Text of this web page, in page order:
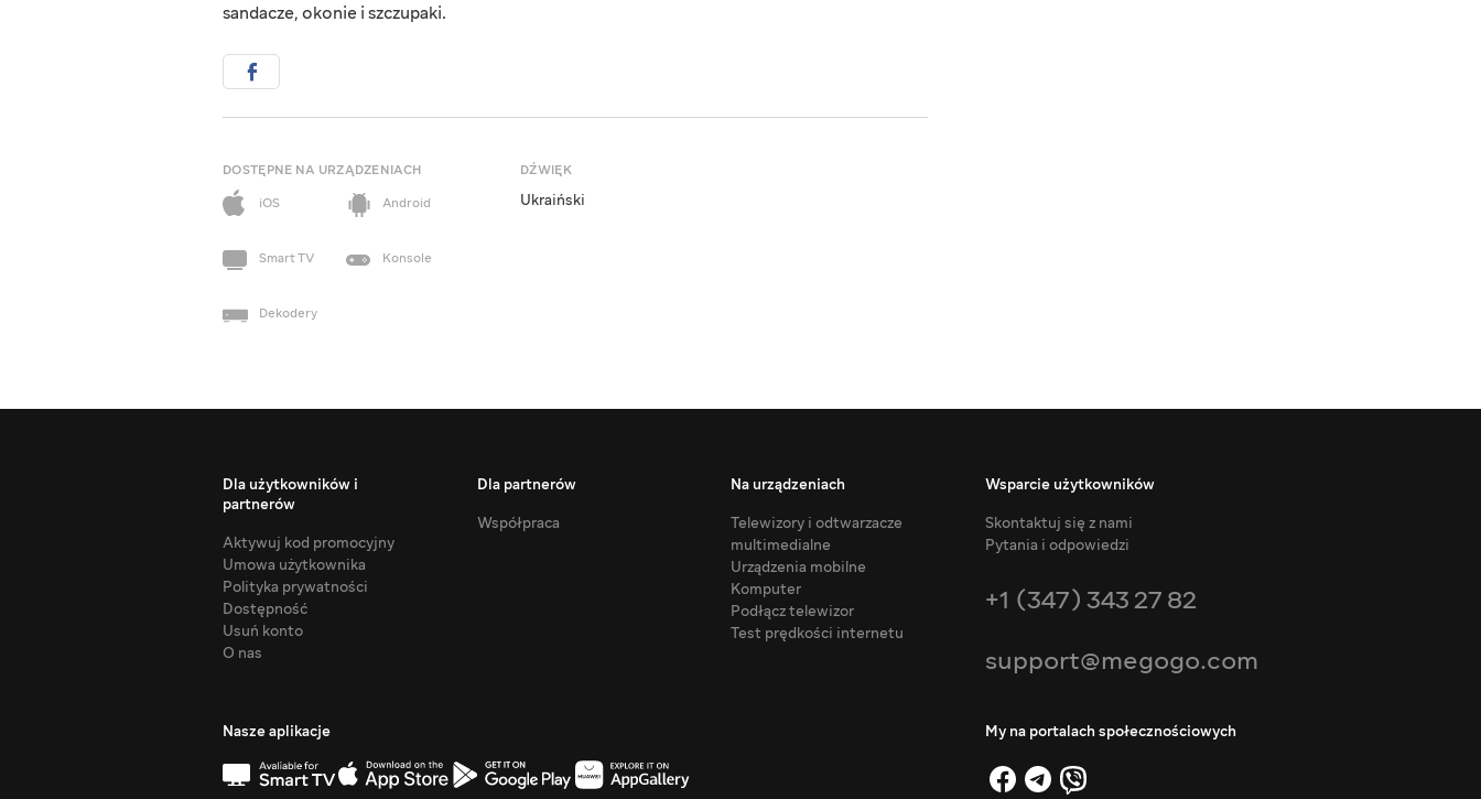
sandacze, okonie i szczupaki.
DOSTĘPNE NA URZĄDZENIACH
iOS
Android
Smart TV Konsole
Dekodery
DŹWIĘK
Ukraiński
Dla użytkowników i
partnerów
Aktywuj kod promocyjny
Umowa użytkownika
Polityka prywatności
Dostępność
Usuń konto
O nas
Dla partnerów
Współpraca
Na urządzeniach
Telewizory i odtwarzacze
multimedialne
Urządzenia mobilne
Komputer
Podłącz telewizor
Test prędkości internetu
Wsparcie użytkowników
Skontaktuj się z nami
Pytania i odpowiedzi
+1 (347) 343 27 82
support@megogo.com
Nasze aplikacje My na portalach społecznościowych